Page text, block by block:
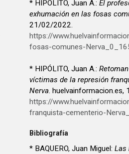
* HIPÓLITO, Juan A.: El
exhumación en las fosas
21/02/2022.
https://
fosas-comunes-
* HIPÓLITO, Juan A.:
víctimas de la represión
Nerva.
https://
franquista-cementerio-
Bibliografía
* BAQUERO, Juan Miguel: Las